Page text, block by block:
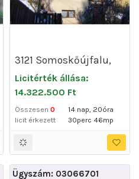
3121 Somoskőújfalu,
Szikszó utca 53.
Licitérték állása:
14.322.500 Ft
Összesen 0
licit érkezett
14 nap, 20óra
30perc 46mp
Ügyszám: 03066701